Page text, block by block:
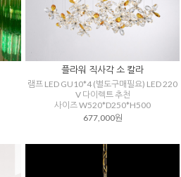
플라워 직사각 소 칼라
램프 LED GU10*4 (별도구매필요) LED 220
V 다이렉트 추천
사이즈 W520*D250*H500
677,000원